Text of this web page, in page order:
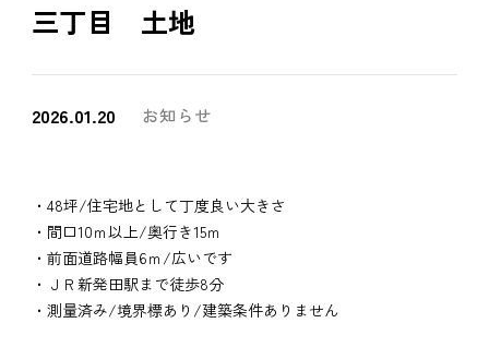
三丁目 土地
2026.01.20 お知らせ
・48坪/住宅地として丁度良い大きさ
・間口10ｍ以上/奥行き15ｍ
・前面道路幅員6ｍ/広いです
・ＪＲ新発田駅まで徒歩8分
・測量済み/境界標あり/建築条件ありません